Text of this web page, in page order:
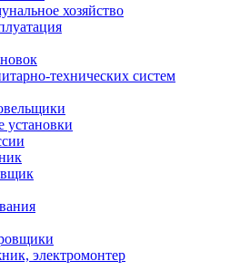
хозяйство
технических систем
электромонтер